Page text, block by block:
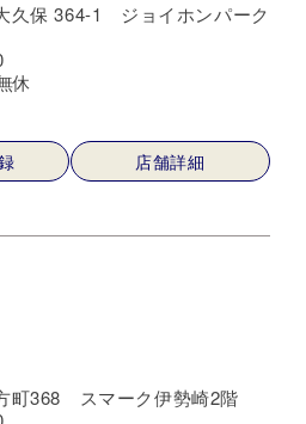
久保 364-1 ジョイホンパーク
休
店舗詳細
町368 スマーク伊勢崎2階